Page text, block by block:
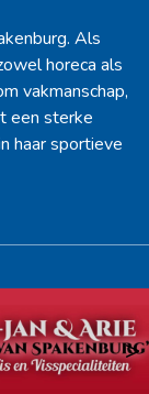
Als
horeca als
vakmanschap,
een sterke
haar sportieve
>